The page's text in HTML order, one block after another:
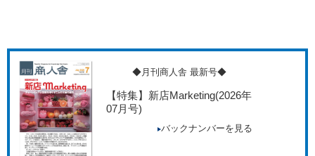
◆月刊商人舎 最新号◆
【特集】新店Marketing(2026年
07月号)
バックナンバーを見る